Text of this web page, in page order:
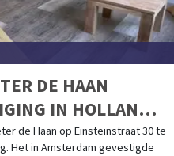
DE HAAN
IN HOLLANDS
de Haan op Einsteinstraat 30 te
Het in Amsterdam gevestigde